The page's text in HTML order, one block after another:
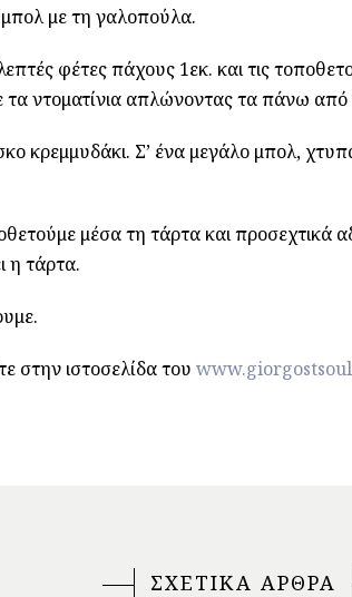
με τη γαλοπούλα.
φέτες πάχους 1εκ. και τις
ντοματίνια απλώνοντας τα πάνω από
κρεμμυδάκι. Σ’ ένα μεγάλο μπολ,
μέσα τη τάρτα και προσεχτικά
η τάρτα.
στην ιστοσελίδα του
ΣΧΕΤΙΚΑ ΑΡΘΡΑ